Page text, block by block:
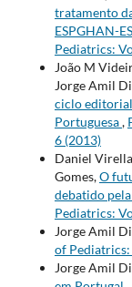
tratamento
ESPGHAN-
Pediatrics:
João M
Jorge Amil
ciclo
Portuguesa,
6 (2013)
Daniel
Gomes,O
debatido
Pediatrics:
Jorge Amil
of Pediatrics:
Jorge Amil